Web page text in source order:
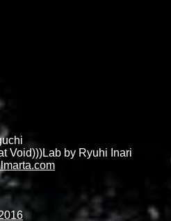
Void)))Lab by Ryuhi Inari